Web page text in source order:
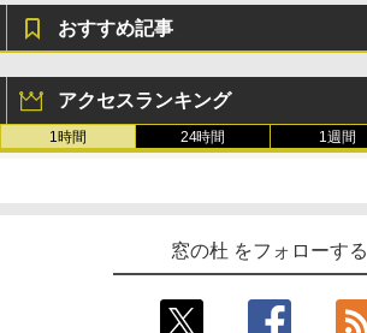
おすすめ記事
アクセスランキング
1時間 24時間 1週間
窓の杜 をフォローする